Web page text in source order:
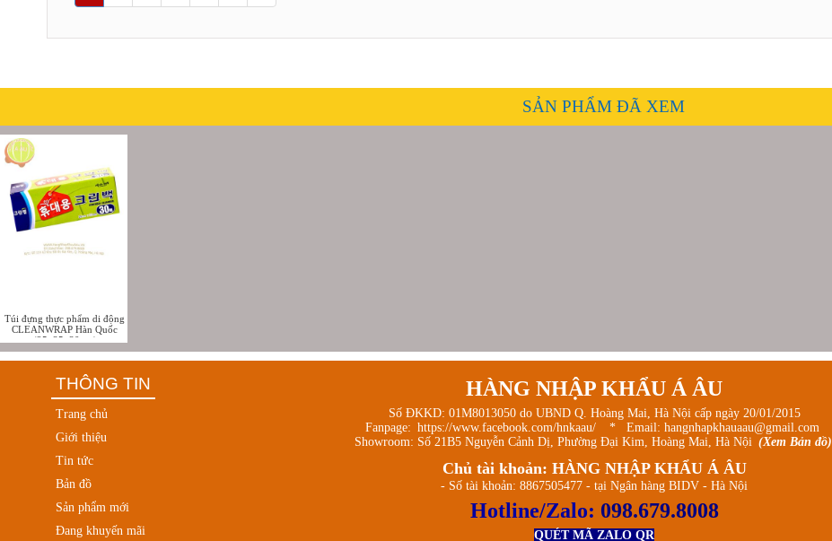
SẢN PHẨM ĐÃ XEM
Túi đựng thực phẩm di động
CLEANWRAP Hàn Quốc
(25x35x30pcs)
THÔNG TIN
Trang chủ
Giới thiệu
Tin tức
Bản đồ
Sản phẩm mới
Đang khuyến mãi
HÀNG NHẬP KHẨU Á ÂU
Số ĐKKD: 01M8013050 do UBND Q. Hoàng Mai, Hà Nội cấp ngày 20/01/2015
Fanpage: https://www.facebook.com/hnkaau/
* Email: hangnhapkhauaau@gmail.com
Showroom: Số 21B5 Nguyễn Cảnh Dị, Phường Đại Kim, Hoàng Mai, Hà Nội (Xem Bản đồ)
Chủ tài khoản: HÀNG NHẬP KHẨU Á ÂU
- Số tài khoản: 8867505477 - tại Ngân hàng BIDV - Hà Nội
Hotline/Zalo: 098.679.8008
QUÉT MÃ ZALO QR